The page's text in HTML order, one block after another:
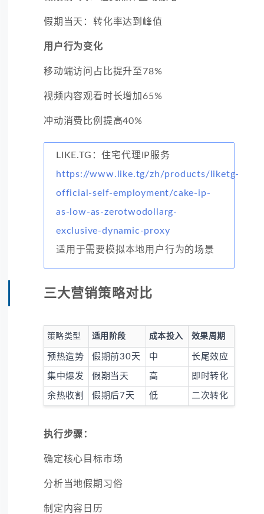
假期当天：转化率达到峰值
用户行为变化
移动端访问占比提升至78%
视频内容观看时长增加65%
冲动消费比例提高40%
LIKE.TG：住宅代理IP服务
https://www.like.tg/zh/products/liketg-
official-self-employment/cake-ip-
as-low-as-zerotwodollarg-
exclusive-dynamic-proxy
适用于需要模拟本地用户行为的场景
三大营销策略对比
策略类型 适用阶段 成本投入 效果周期
预热造势 假期前30天 中 长尾效应
集中爆发 假期当天 高 即时转化
余热收割 假期后7天 低 二次转化
执行步骤：
确定核心目标市场
分析当地假期习俗
制定内容日历